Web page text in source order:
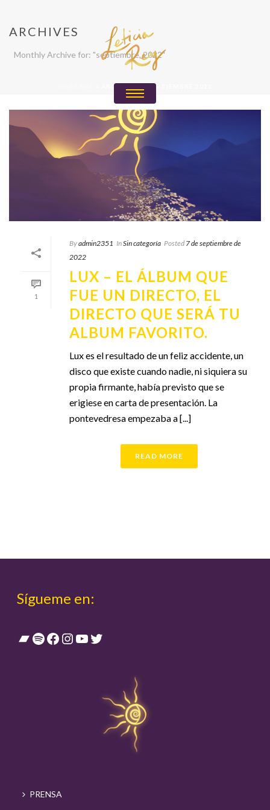
ARCHIVES
Monthly Archive for: "septiembre, 2022"
ARCHIVO DE SEPTIEMBRE 2022
1
Byadmin2351 InSin categoría Posted 7 de septiembre de
2022
LUX – EL ÁLBUM QUE
FUE UN DIRECTO, EL
DIRECTO QUE SERÁ TU
ALBUM FAVORITO.
Lux es el resultado de un feliz accidente, un
disco que existe cuando nadie, ni siquiera su
propia firmante, había previsto que se
erigiese en carta de presentación. La
pontevedresa empezaba a [...]
READ MORE
Sígueme en:
Bandcamp
Spotify
Facebook
Instagram
YouTube
Twitter
PRENSA